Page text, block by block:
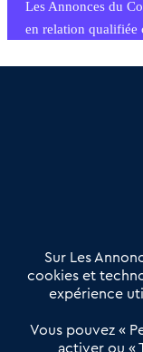
Les Annonces du
en relation qualifiée
commercial et les
Offres Pro
Actualités
Qui sommes nous ?
Derniers articles
Sur Les
cookies et
expérience
Vous pouvez «
activer ou «